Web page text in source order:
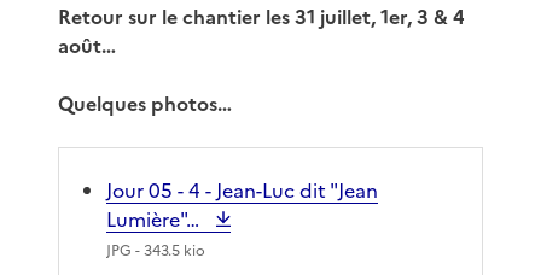
Retour sur le chantier les 31 juillet, 1er, 3 & 4
août…
Quelques photos…
Jour 05 - 4 - Jean-Luc dit "Jean
Lumière"…
JPG - 343.5 kio